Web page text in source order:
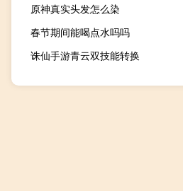
原神真实头发怎么染
春节期间能喝点水吗吗
诛仙手游青云双技能转换